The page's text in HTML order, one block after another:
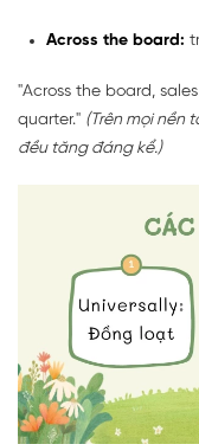
Across the board:
"Across the board,
quarter." (Trên mọi nền
đều tăng đáng kể.)